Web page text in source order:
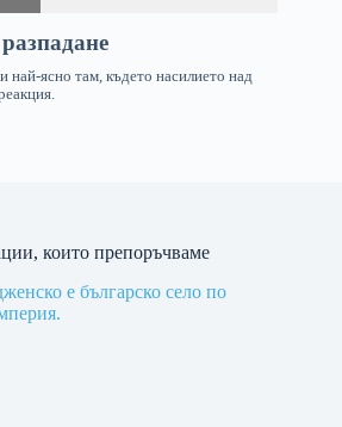
които препоръчваме